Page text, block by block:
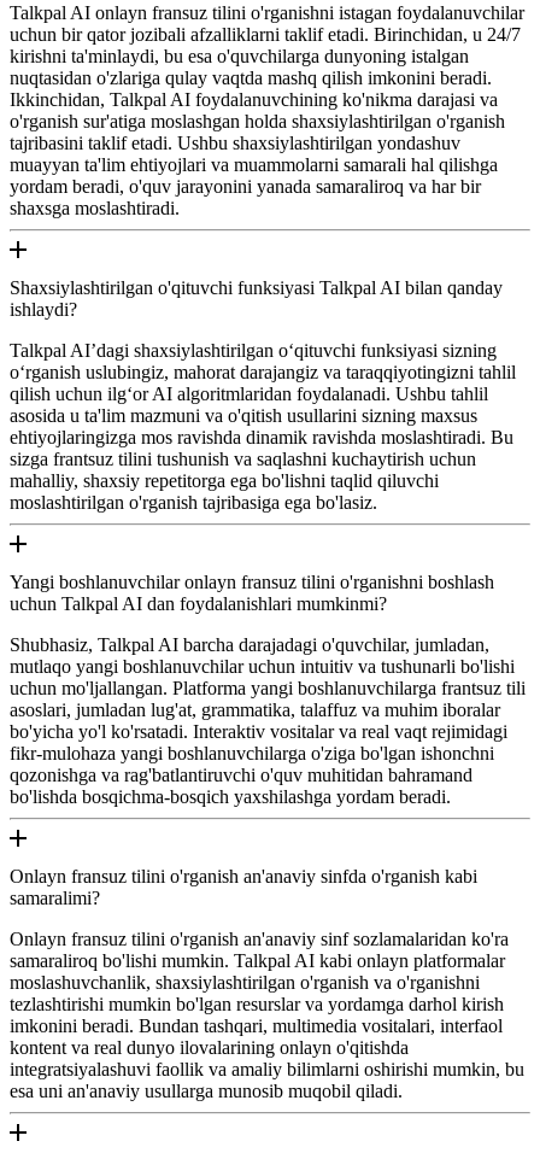
Talkpal AI onlayn fransuz tilini o'rganishni istagan foydalanuvchilar
uchun bir qator jozibali afzalliklarni taklif etadi. Birinchidan, u 24/7
kirishni ta'minlaydi, bu esa o'quvchilarga dunyoning istalgan
nuqtasidan o'zlariga qulay vaqtda mashq qilish imkonini beradi.
Ikkinchidan, Talkpal AI foydalanuvchining ko'nikma darajasi va
o'rganish sur'atiga moslashgan holda shaxsiylashtirilgan o'rganish
tajribasini taklif etadi. Ushbu shaxsiylashtirilgan yondashuv
muayyan ta'lim ehtiyojlari va muammolarni samarali hal qilishga
yordam beradi, o'quv jarayonini yanada samaraliroq va har bir
shaxsga moslashtiradi.
Shaxsiylashtirilgan o'qituvchi funksiyasi Talkpal AI bilan qanday
ishlaydi?
Talkpal AI’dagi shaxsiylashtirilgan oʻqituvchi funksiyasi sizning
oʻrganish uslubingiz, mahorat darajangiz va taraqqiyotingizni tahlil
qilish uchun ilgʻor AI algoritmlaridan foydalanadi. Ushbu tahlil
asosida u ta'lim mazmuni va o'qitish usullarini sizning maxsus
ehtiyojlaringizga mos ravishda dinamik ravishda moslashtiradi. Bu
sizga frantsuz tilini tushunish va saqlashni kuchaytirish uchun
mahalliy, shaxsiy repetitorga ega bo'lishni taqlid qiluvchi
moslashtirilgan o'rganish tajribasiga ega bo'lasiz.
Yangi boshlanuvchilar onlayn fransuz tilini o'rganishni boshlash
uchun Talkpal AI dan foydalanishlari mumkinmi?
Shubhasiz, Talkpal AI barcha darajadagi o'quvchilar, jumladan,
mutlaqo yangi boshlanuvchilar uchun intuitiv va tushunarli bo'lishi
uchun mo'ljallangan. Platforma yangi boshlanuvchilarga frantsuz tili
asoslari, jumladan lug'at, grammatika, talaffuz va muhim iboralar
bo'yicha yo'l ko'rsatadi. Interaktiv vositalar va real vaqt rejimidagi
fikr-mulohaza yangi boshlanuvchilarga o'ziga bo'lgan ishonchni
qozonishga va rag'batlantiruvchi o'quv muhitidan bahramand
bo'lishda bosqichma-bosqich yaxshilashga yordam beradi.
Onlayn fransuz tilini o'rganish an'anaviy sinfda o'rganish kabi
samaralimi?
Onlayn fransuz tilini o'rganish an'anaviy sinf sozlamalaridan ko'ra
samaraliroq bo'lishi mumkin. Talkpal AI kabi onlayn platformalar
moslashuvchanlik, shaxsiylashtirilgan o'rganish va o'rganishni
tezlashtirishi mumkin bo'lgan resurslar va yordamga darhol kirish
imkonini beradi. Bundan tashqari, multimedia vositalari, interfaol
kontent va real dunyo ilovalarining onlayn o'qitishda
integratsiyalashuvi faollik va amaliy bilimlarni oshirishi mumkin, bu
esa uni an'anaviy usullarga munosib muqobil qiladi.